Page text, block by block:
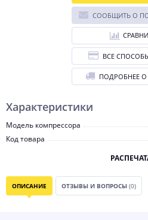
Характеристики
Модель компрессора
Код товара
СООБЩИТЬ О
ВСЕ
ПОДРОБНЕЕ О
ОПИСАНИЕ ОТЗЫВЫ И ВОПРОСЫ (0)